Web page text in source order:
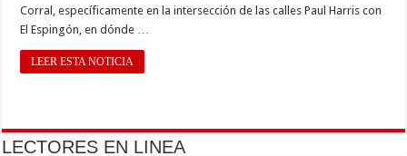
Corral, específicamente en la intersección de las calles Paul Harris con
El Espingón, en dónde …
LEER ESTA NOTICIA
LECTORES EN LINEA